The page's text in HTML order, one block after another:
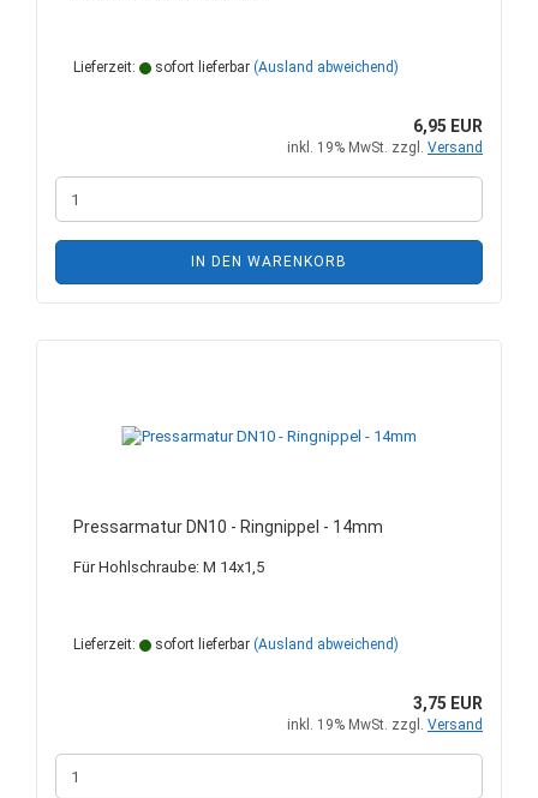
Lieferzeit: sofort lieferbar (Ausland abweichend)
6,95 EUR
inkl. 19% MwSt. zzgl. Versand
IN DEN WARENKORB
Pressarmatur DN10 - Ringnippel - 14mm
Für Hohlschraube: M 14x1,5
Lieferzeit: sofort lieferbar (Ausland abweichend)
3,75 EUR
inkl. 19% MwSt. zzgl. Versand